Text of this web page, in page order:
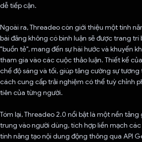
dễ tiếp cận.
Ngoài ra, Threadeo còn giới thiệu một tính
bài đăng không có bình luận sẽ được trang
"buồn tẻ", mang đến sự hài hước và khuyến
tham gia vào các cuộc thảo luận. Thiết kế
chế độ sáng và tối, giúp tăng cường sự
cách cung cấp trải nghiệm có thể tuỳ chỉnh
tiên của từng người.
Tóm lại, Threadeo 2.0 nổi bật là một nền
trung vào người dùng, tích hợp liền mạch
tính năng tạo nội dung động thông qua API